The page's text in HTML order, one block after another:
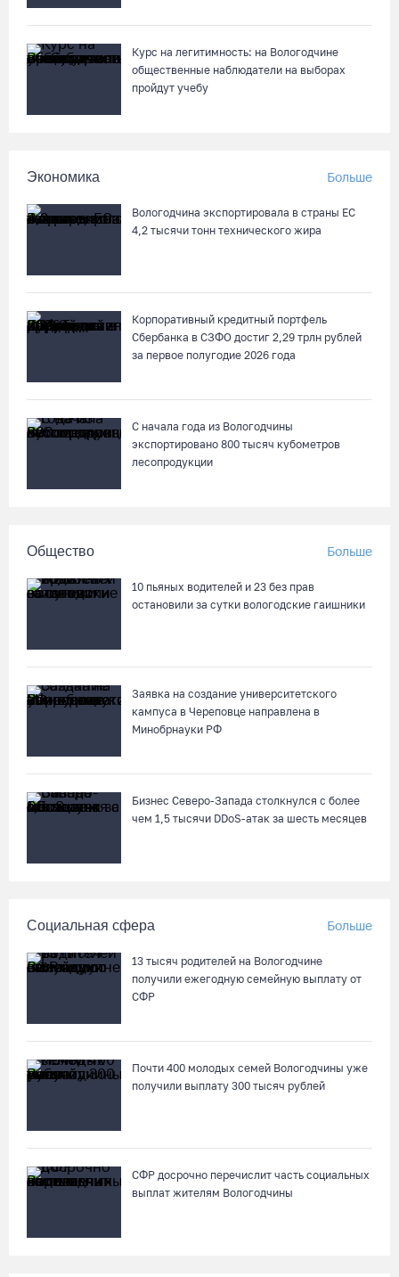
Курс на легитимность: на Вологодчине
общественные наблюдатели на выборах
пройдут учебу
Экономика Больше
Вологодчина экспортировала в страны ЕС
4,2 тысячи тонн технического жира
Корпоративный кредитный портфель
Сбербанка в СЗФО достиг 2,29 трлн рублей
за первое полугодие 2026 года
С начала года из Вологодчины
экспортировано 800 тысяч кубометров
лесопродукции
Общество Больше
10 пьяных водителей и 23 без прав
остановили за сутки вологодские гаишники
Заявка на создание университетского
кампуса в Череповце направлена в
Минобрнауки РФ
Бизнес Северо-Запада столкнулся с более
чем 1,5 тысячи DDoS-атак за шесть месяцев
Социальная сфера Больше
13 тысяч родителей на Вологодчине
получили ежегодную семейную выплату от
СФР
Почти 400 молодых семей Вологодчины уже
получили выплату 300 тысяч рублей
СФР досрочно перечислит часть социальных
выплат жителям Вологодчины